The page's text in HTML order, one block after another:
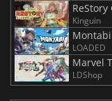
Kinguin
Montabi
LOADED
Marvel
LDShop